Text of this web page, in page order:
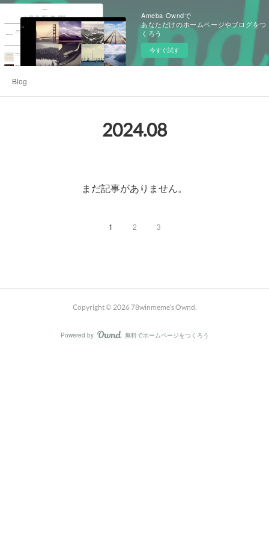
Ameba Owndで
あなただけのホームページやブログをつ
くろう
今すぐ試す
Blog
2024.08
まだ記事がありません。
1 2 3
Copyright © 2026 78winmeme's Ownd.
Powered by AmebaOwnd
無料でホームページをつくろう